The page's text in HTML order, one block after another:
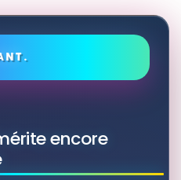
liés
→
liés
→
encore